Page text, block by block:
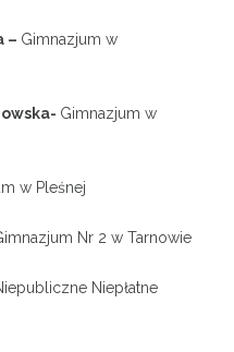
– Gimnazjum w
Gimnazjum w
w Pleśnej
Nr 2 w Tarnowie
Niepłatne